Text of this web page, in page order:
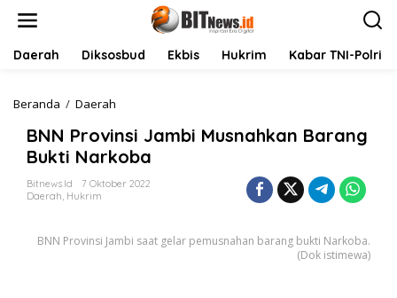
Daerah Diksosbud Ekbis Hukrim Kabar TNI-Polri
Beranda / Daerah
N
P
r
o
s
BNN Provinsi Jambi Musnahkan Barang
Bukti Narkoba
Bitnews.id
7 Oktober 2022
Daerah, Hukrim
BNN Provinsi Jambi saat gelar pemusnahan barang bukti Narkoba.
(Dok istimewa)